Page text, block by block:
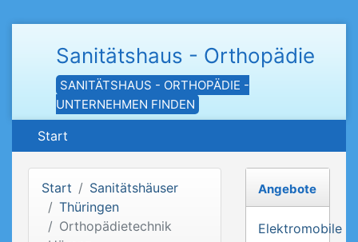
Sanitätshaus - Orthopädie
SANITÄTSHAUS - ORTHOPÄDIE -
UNTERNEHMEN FINDEN
Start
Start
Sanitätshäuser
Thüringen
Orthopädietechnik
Angebote
Elektromobile